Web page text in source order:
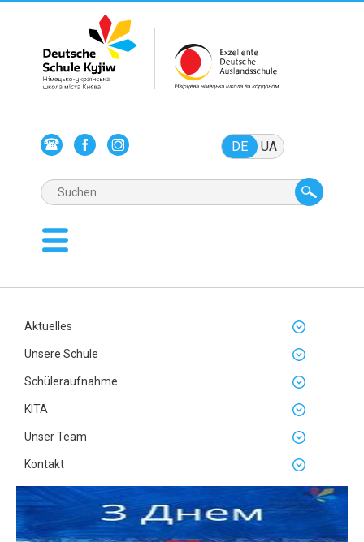
DE UA
Aktuelles
Unsere Schule
Schüleraufnahme
KITA
Unser Team
Kontakt